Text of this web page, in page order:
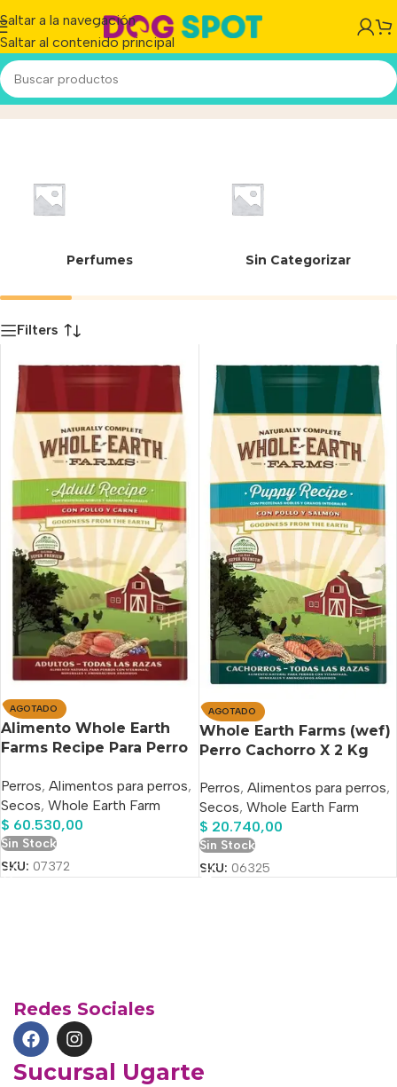
Saltar a la navegación
Saltar al contenido principal
7613036597432Inicio/Producto
Perfumes Sin Categorizar
Filters
AGOTADO
Alimento Whole Earth
Farms Recipe Para Perro
Tamaños Sabor Pollo Y
Carne En Bolsa De 12 kg
Perros, Alimentos para perros,
Secos, Whole Earth Farm
$ 60.530,00
Sin Stock
SKU: 07372
AGOTADO
Whole Earth Farms (wef)
Perro Cachorro X 2 Kg
Perros, Alimentos para perros,
Secos, Whole Earth Farm
$ 20.740,00
Sin Stock
SKU: 06325
Redes Sociales
Sucursal Ugarte